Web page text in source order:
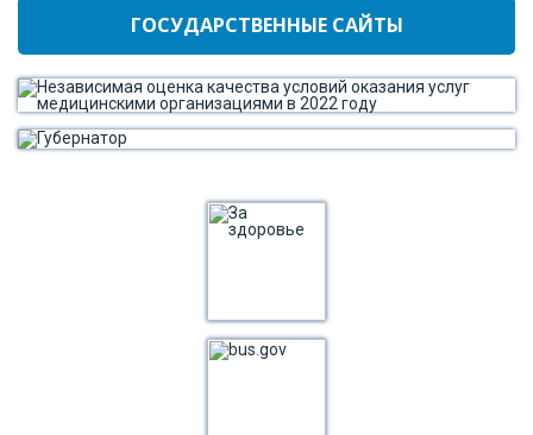
ГОСУДАРСТВЕННЫЕ САЙТЫ